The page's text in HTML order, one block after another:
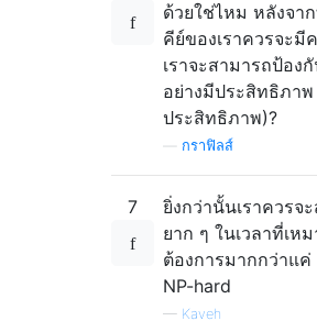
ด้วยใช่ไหม หลังจา
คีย์ของเราควรจะ
เราจะสามารถป้อ
อย่างมีประสิทธิภา
ประสิทธิภาพ)?
กราฟิลส์
7
ยิ่งกว่านั้นเราควรจ
ยาก ๆ ในเวลาที่เห
ต้องการมากกว่าแค่
NP-hard
— Kaveh